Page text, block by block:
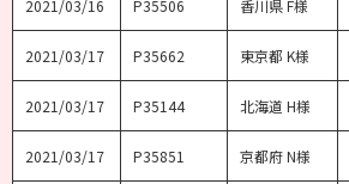
2021/03/16 P35506 香川県 F様
2021/03/17 P35662 東京都 K様
2021/03/17 P35144 北海道 H様
2021/03/17 P35851 京都府 N様